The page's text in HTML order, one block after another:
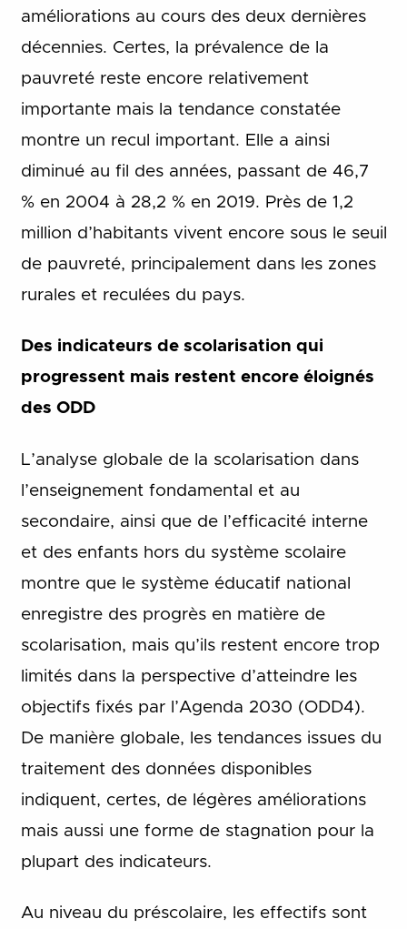
améliorations au cours des deux dernières
décennies. Certes, la prévalence de la
pauvreté reste encore relativement
importante mais la tendance constatée
montre un recul important. Elle a ainsi
diminué au fil des années, passant de 46,7
% en 2004 à 28,2 % en 2019. Près de 1,2
million d’habitants vivent encore sous le seuil
de pauvreté, principalement dans les zones
rurales et reculées du pays.
Des indicateurs de scolarisation qui
progressent mais restent encore éloignés
des ODD
L’analyse globale de la scolarisation dans
l’enseignement fondamental et au
secondaire, ainsi que de l’efficacité interne
et des enfants hors du système scolaire
montre que le système éducatif national
enregistre des progrès en matière de
scolarisation, mais qu’ils restent encore trop
limités dans la perspective d’atteindre les
objectifs fixés par l’Agenda 2030 (ODD4).
De manière globale, les tendances issues du
traitement des données disponibles
indiquent, certes, de légères améliorations
mais aussi une forme de stagnation pour la
plupart des indicateurs.
Au niveau du préscolaire, les effectifs sont